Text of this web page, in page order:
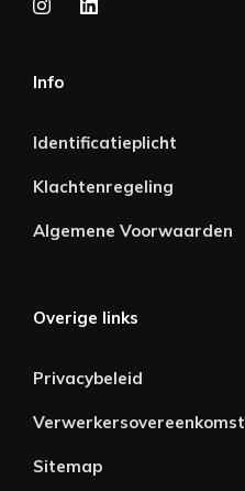
Info
Identificatieplicht
Klachtenregeling
Algemene Voorwaarden
Overige links
Privacybeleid
Verwerkersovereenkomst
Sitemap